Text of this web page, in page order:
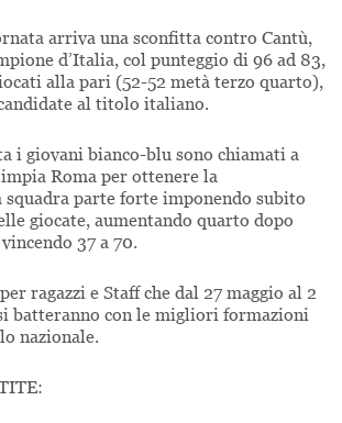
arriva una sconfitta contro Cantù,
d’Italia, col punteggio di 96 ad 83,
alla pari (52-52 metà terzo quarto),
al titolo italiano.
i giovani bianco-blu sono chiamati a
Roma per ottenere la
squadra parte forte imponendo subito
giocate, aumentando quarto dopo
37 a 70.
ragazzi e Staff che dal 27 maggio al 2
batteranno con le migliori formazioni
nazionale.